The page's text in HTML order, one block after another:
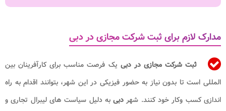
مدارک لازم برای ثبت شرکت مجازی در دبی
ثبت شرکت مجازی در دبی یک فرصت مناسب برای کارآفرینان بین
المللی است تا بدون نیاز به حضور فیزیکی در این شهر، بتوانند اقدام به راه
اندازی کسب وکار خود کنند. شهر دبیبه دلیل سیاست های لیبرال تجاری و